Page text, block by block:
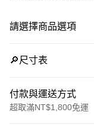
請選擇商品選項
🔎尺寸表
付款與運送方式
超取滿NT$1,800免運